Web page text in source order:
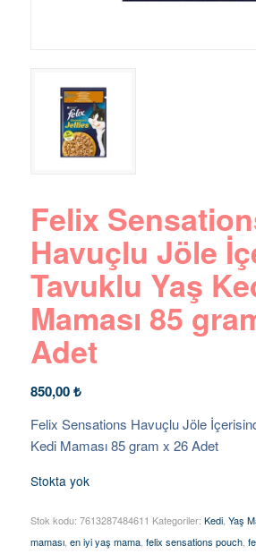
Felix
Havuçlu Jöle
Tavuklu Yaş
Maması 85
Adet
850,00₺
Felix Sensations Havuçlu Jöle
Kedi Maması 85 gram x 26 Adet
Stokta yok
Stok kodu: 7613287484611 Kategoriler: Kedi, Yaş
maması, en iyi yaş mama, felix sensations pouch,